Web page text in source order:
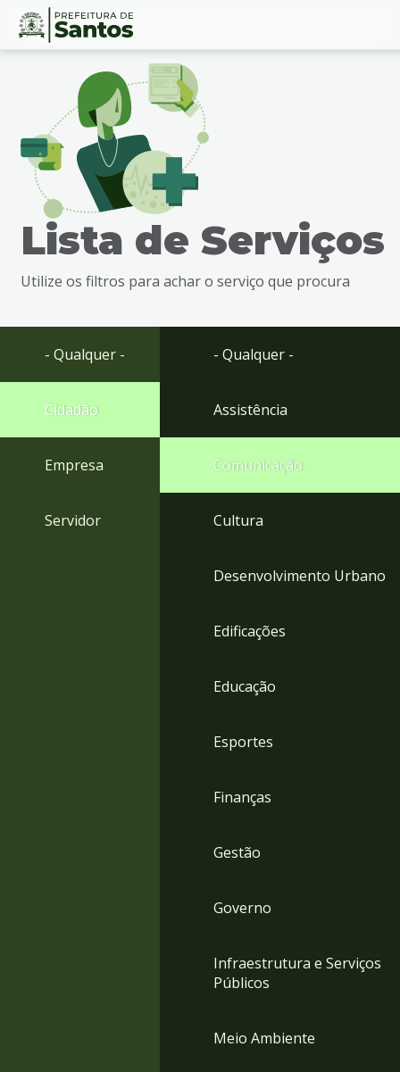
Ir
busca
Ir
rodapé
Conteúdo
Lista de Serviços
Utilize os filtros para achar o serviço que procura
- Qualquer -
Cidadão
Empresa
Servidor
- Qualquer -
Assistência
Comunicação
Cultura
Desenvolvimento Urbano
Edificações
Educação
Esportes
Finanças
Gestão
Governo
Infraestrutura e Serviços
Públicos
Meio Ambiente